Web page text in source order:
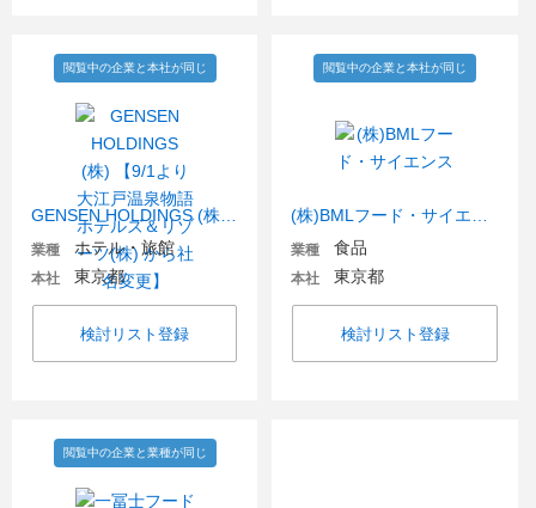
閲覧中の企業と本社が同じ
業種 ホテル・旅館
本社 東京都
検討リスト登録
閲覧中の企業と本社が同じ
業種 食品
本社 東京都
検討リスト登録
閲覧中の企業と業種が同じ